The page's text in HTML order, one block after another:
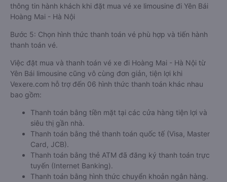
thông tin hành khách khi đặt mua vé xe limousine đi Yên Bái
Hoàng Mai - Hà Nội
Bước 5: Chọn hình thức thanh toán vé phù hợp và tiến hành
thanh toán vé.
Việc đặt mua và thanh toán vé xe đi Hoàng Mai - Hà Nội từ
Yên Bái limousine cũng vô cùng đơn giản, tiện lợi khi
Vexere.com hỗ trợ đến 06 hình thức thanh toán khác nhau
bao gồm:
Thanh toán bằng tiền mặt tại các cửa hàng tiện lợi và
siêu thị gần nhà.
Thanh toán bằng thẻ thanh toán quốc tế (Visa, Master
Card, JCB).
Thanh toán bằng thẻ ATM đã đăng ký thanh toán trực
tuyến (Internet Banking).
Thanh toán bằng hình thức chuyển khoản ngân hàng.